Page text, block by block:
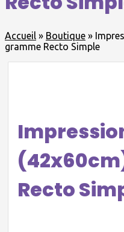
Accueil » Boutique »
gramme Recto Simple
Recto